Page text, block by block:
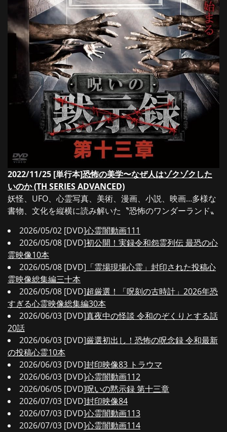
2022/11/25 [単行本]恐怖の美学〜なぜ人はゾクゾクした
いのか (TH SERIES ADVANCED)
妖怪、UFO、心霊写真、美術、漫画、小説、映画…多様な
書物、文化を縦横に読み解いた〝恐怖のワンダーランド〟
2026/05/02 [DVD]心霊闇動画111
2026/05/08 [DVD]初公開！実録令和怨霊列伝 最恐の心
霊映像10本
2026/05/08 [DVD] 「霊場現場心霊」封印された投稿心
霊映像総集編三十本
2026/05/08 [DVD]超厳選！「呪刻の古時計」2026年恐
すぎる心霊映像総集編30本
2026/06/03 [DVD]真夜中の怪談 令和のぞくりとする話
20話
2026/06/03 [DVD]厳選初出し！恐怖の呪念録 令和最新
の投稿心霊10本
2026/06/03 [DVD]封印映像83 トラウマ
2026/06/03 [DVD]心霊闇動画112
2026/06/05 [DVD]呪いの黙示録 第十三章
2026/07/03 [DVD]封印映像84
2026/07/03 [DVD]心霊闇動画113
2026/07/03 [DVD]心霊闇動画114